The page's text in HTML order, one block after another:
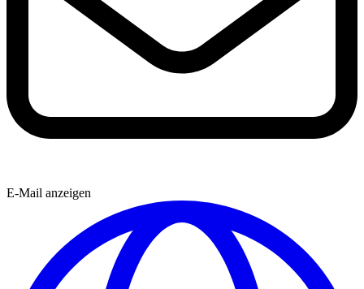
E-Mail anzeigen